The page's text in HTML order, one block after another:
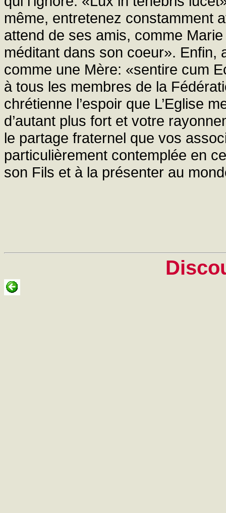
même, entretenez constamment
attend de ses amis, comme
méditant dans son coeur». Enfin,
comme une Mère: «sentire cum
à tous les membres de la
chrétienne l’espoir que L’Eglise
d’autant plus fort et votre
le partage fraternel que vos
particulièrement contemplée en
son Fils et à la présenter au